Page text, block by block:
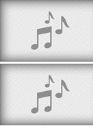
un vēji pūš